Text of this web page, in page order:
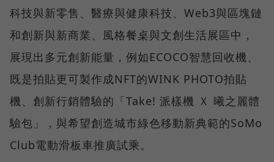
科技與新零售、醫療與健康科技、Web3與區塊鏈
和創新與新商業、風格餐桌與文創生活展區中，
展現出多元創新能量，例如ECOCO智慧回收機、
既是拍貼更可製作成NFT的WINK PHOTO拍貼
機、創新行銷體驗的「Take! 派樣機 Ｘ 曦之麗體
驗包」，與希望創造城市綠色移動新典範的SoMo
Club電動滑板車推廣試乘。